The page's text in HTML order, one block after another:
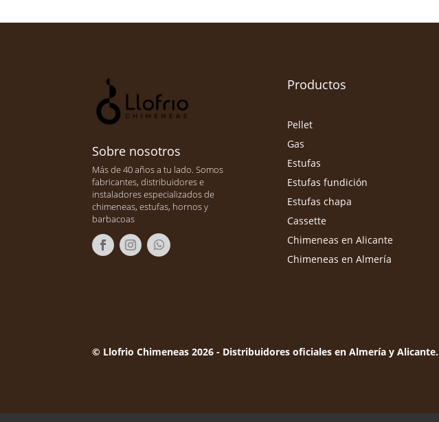
Sobre nosotros
Más de 40 años a tu lado. Somos
fabricantes, distribuidores e
instaladores especializados de
chimeneas, estufas, hornos y
barbacoas
Productos
Pellet
Gas
Estufas
Estufas fundición
Estufas chapa
Cassette
Chimeneas en Alicante
Chimeneas en Almería
© Llofrio Chimeneas 2026 - Distribuidores oficiales en Almería y Alicante.